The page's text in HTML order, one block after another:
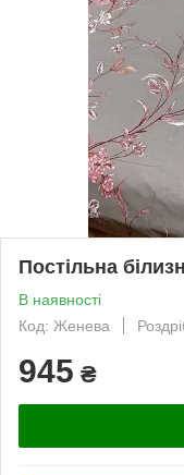
Постільна
В наявності
Код: Женева
945 ₴